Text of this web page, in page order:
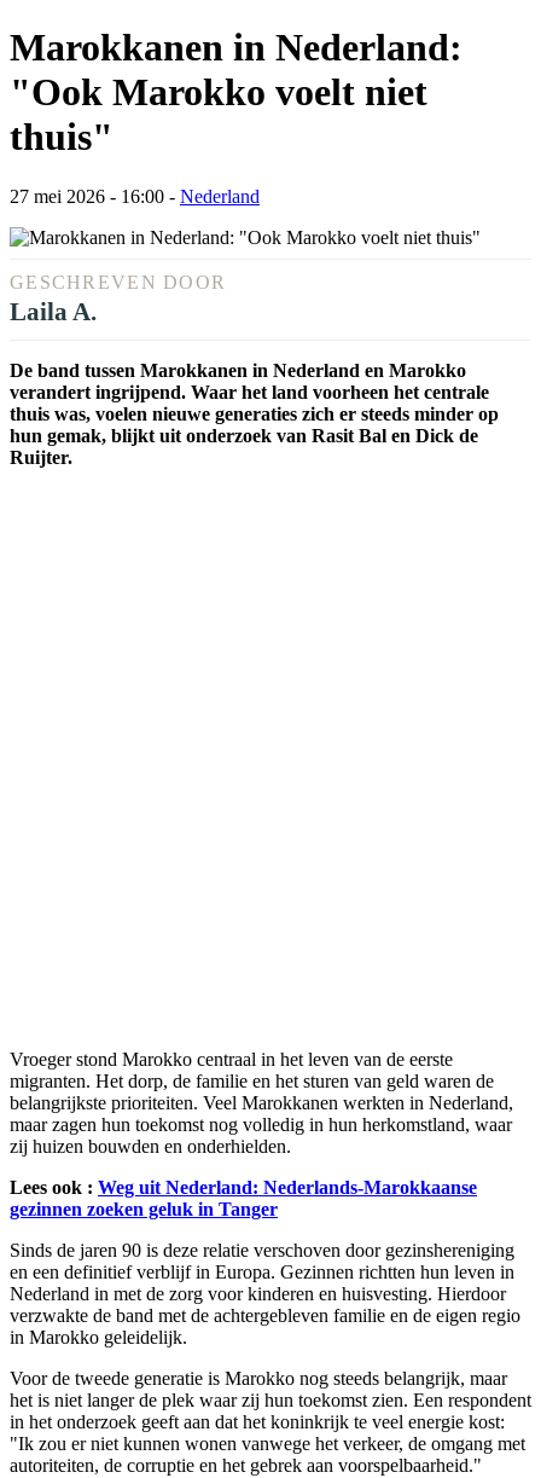
Marokkanen in Nederland:
"Ook Marokko voelt niet
thuis"
27 mei 2026 - 16:00 - Nederland
GESCHREVEN DOOR
Laila A.
De band tussen Marokkanen in Nederland en Marokko
verandert ingrijpend. Waar het land voorheen het centrale
thuis was, voelen nieuwe generaties zich er steeds minder op
hun gemak, blijkt uit onderzoek van Rasit Bal en Dick de
Ruijter.
Vroeger stond Marokko centraal in het leven van de eerste
migranten. Het dorp, de familie en het sturen van geld waren de
belangrijkste prioriteiten. Veel Marokkanen werkten in Nederland,
maar zagen hun toekomst nog volledig in hun herkomstland, waar
zij huizen bouwden en onderhielden.
Lees ook : Weg uit Nederland: Nederlands-Marokkaanse
gezinnen zoeken geluk in Tanger
Sinds de jaren 90 is deze relatie verschoven door gezinshereniging
en een definitief verblijf in Europa. Gezinnen richtten hun leven in
Nederland in met de zorg voor kinderen en huisvesting. Hierdoor
verzwakte de band met de achtergebleven familie en de eigen regio
in Marokko geleidelijk.
Voor de tweede generatie is Marokko nog steeds belangrijk, maar
het is niet langer de plek waar zij hun toekomst zien. Een respondent
in het onderzoek geeft aan dat het koninkrijk te veel energie kost:
"Ik zou er niet kunnen wonen vanwege het verkeer, de omgang met
autoriteiten, de corruptie en het gebrek aan voorspelbaarheid."